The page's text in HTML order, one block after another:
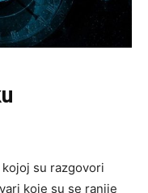
su razgovori
koje su se ranije